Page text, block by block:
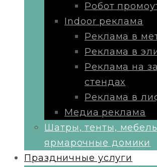
Робот
Indoor реклама
Реклама в
Реклама в
Реклама на
стендах
Реклама в
Медиа реклама
Шатры, тенты,
ярмарочные домики
Праздничные услуги